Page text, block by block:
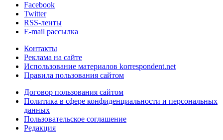
Facebook
Twitter
RSS-ленты
E-mail рассылка
Контакты
Реклама на сайте
Использование материалов korrespondent.net
Правила пользования сайтом
Договор пользования сайтом
Политика в сфере конфиденциальности и персональных
данных
Пользовательское соглашение
Редакция